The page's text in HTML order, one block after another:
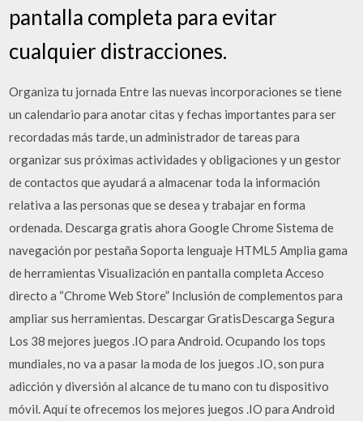
pantalla completa para evitar
cualquier distracciones.
Organiza tu jornada Entre las nuevas incorporaciones se tiene
un calendario para anotar citas y fechas importantes para ser
recordadas más tarde, un administrador de tareas para
organizar sus próximas actividades y obligaciones y un gestor
de contactos que ayudará a almacenar toda la información
relativa a las personas que se desea y trabajar en forma
ordenada. Descarga gratis ahora Google Chrome Sistema de
navegación por pestaña Soporta lenguaje HTML5 Amplia gama
de herramientas Visualización en pantalla completa Acceso
directo a “Chrome Web Store” Inclusión de complementos para
ampliar sus herramientas. Descargar GratisDescarga Segura
Los 38 mejores juegos .IO para Android. Ocupando los tops
mundiales, no va a pasar la moda de los juegos .IO, son pura
adicción y diversión al alcance de tu mano con tu dispositivo
móvil. Aquí te ofrecemos los mejores juegos .IO para Android